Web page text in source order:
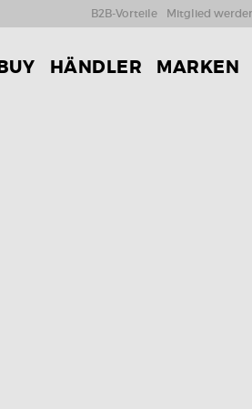
HÄNDLER MARKEN
B2B-Vorteile Mitglied